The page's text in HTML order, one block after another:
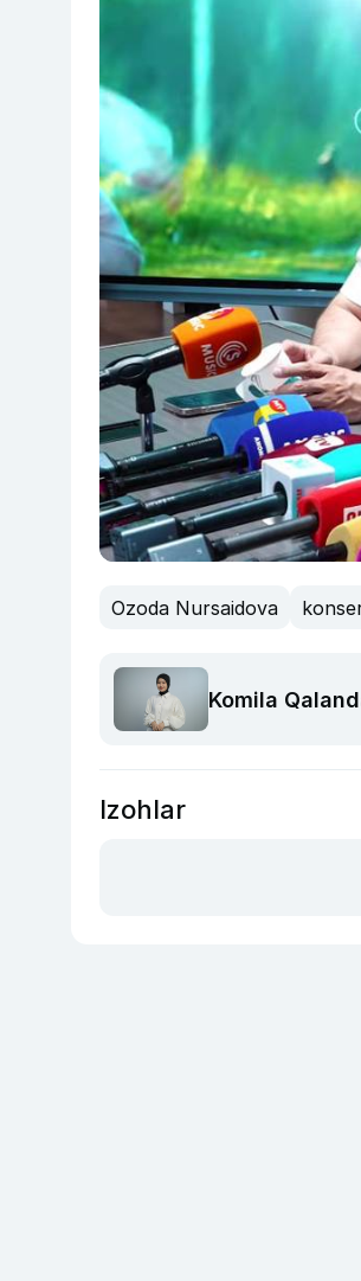
Ozoda Nursaidova
Komila
Izohlar